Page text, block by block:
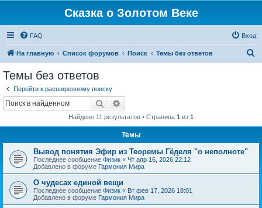
Сказка о Золотом Веке
FAQ Вход
На главную Список форумов Поиск Темы без ответов
Темы без ответов
Перейти к расширенному поиску
Поиск
Найдено 11 результатов • Страница 1 из 1
Темы
Вывод понятия Эфир из Теоремы Гёделя "о неполноте"
Последнее сообщение Физик « Чт апр 16, 2026 22:12
Добавлено в форуме Гармония Мира
О чудесах единой вещи
Последнее сообщение Физик « Вт фев 17, 2026 18:01
Добавлено в форуме Гармония Мира